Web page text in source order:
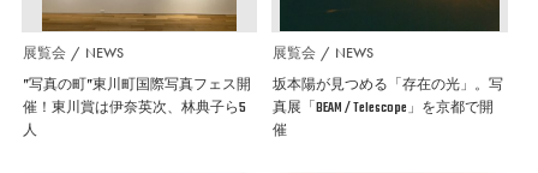
展覧会 NEWS
”写真の町”東川町国際写真フェス開
催！東川賞は伊奈英次、林典子ら5
人
展覧会 NEWS
坂本陽が見つめる「存在の光」。写
真展「BEAM / Telescope」を京都で開
催